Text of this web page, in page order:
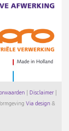
Disclaimer
Via design &